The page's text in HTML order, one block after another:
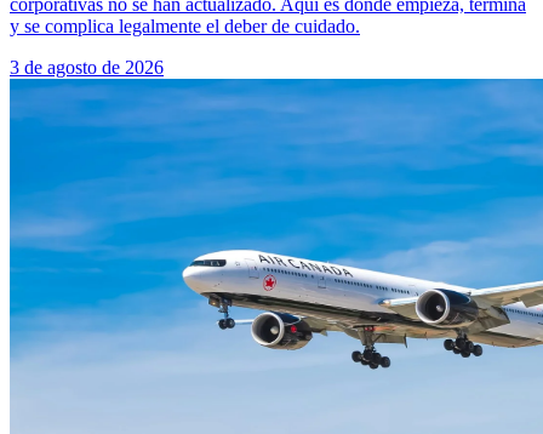
corporativas no se han actualizado. Aquí es donde empieza, termina
y se complica legalmente el deber de cuidado.
3 de agosto de 2026